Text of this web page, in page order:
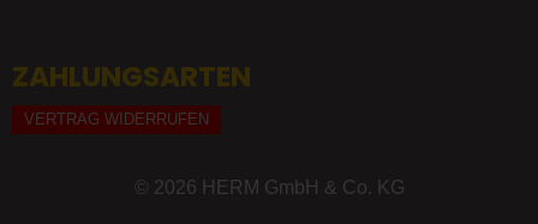
ZAHLUNGSARTEN
VERTRAG WIDERRUFEN
© 2026 HERM GmbH & Co. KG